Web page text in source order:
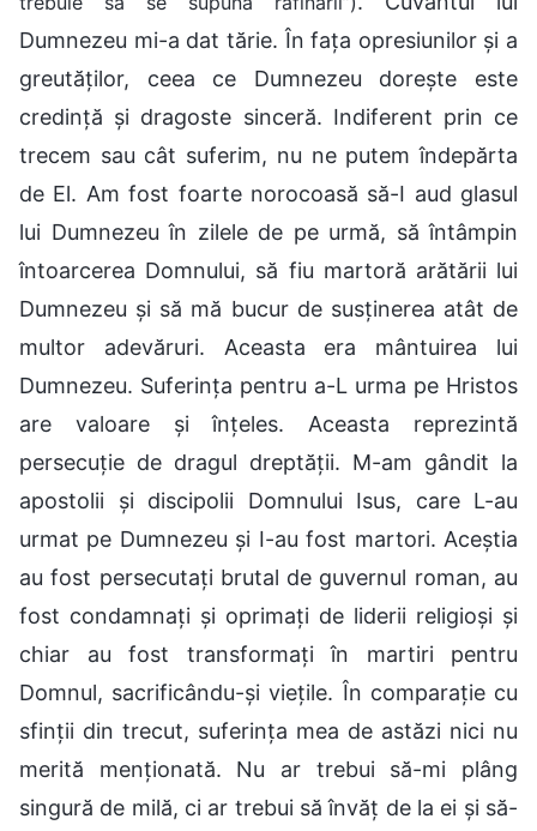
Dumnezeu mi-a dat tărie. În fața opresiunilor și a
greutăților, ceea ce Dumnezeu dorește este
credință și dragoste sinceră. Indiferent prin ce
trecem sau cât suferim, nu ne putem îndepărta
de El. Am fost foarte norocoasă să-I aud glasul
lui Dumnezeu în zilele de pe urmă, să întâmpin
întoarcerea Domnului, să fiu martoră arătării lui
Dumnezeu și să mă bucur de susținerea atât de
multor adevăruri. Aceasta era mântuirea lui
Dumnezeu. Suferința pentru a-L urma pe Hristos
are valoare și înțeles. Aceasta reprezintă
persecuție de dragul dreptății. M-am gândit la
apostolii și discipolii Domnului Isus, care L-au
urmat pe Dumnezeu și I-au fost martori. Aceștia
au fost persecutați brutal de guvernul roman, au
fost condamnați și oprimați de liderii religioși și
chiar au fost transformați în martiri pentru
Domnul, sacrificându-și viețile. În comparație cu
sfinții din trecut, suferința mea de astăzi nici nu
merită menționată. Nu ar trebui să-mi plâng
singură de milă, ci ar trebui să învăț de la ei și să-